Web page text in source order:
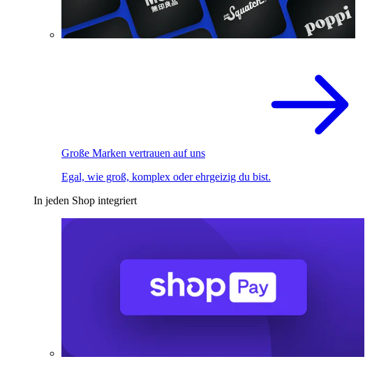
Große Marken vertrauen auf uns
Egal, wie groß, komplex oder ehrgeizig du bist.
In jeden Shop integriert